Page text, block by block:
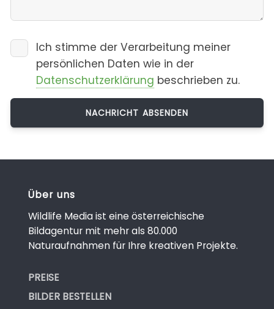
Ich stimme der Verarbeitung meiner
persönlichen Daten wie in der
Datenschutzerklärung beschrieben zu.
Über uns
Wildlife Media ist eine österreichische
Bildagentur mit mehr als 80.000
Naturaufnahmen für Ihre kreativen Projekte.
PREISE
BILDER BESTELLEN